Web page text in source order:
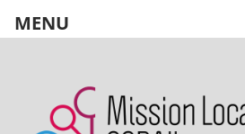
Pour les
MENU